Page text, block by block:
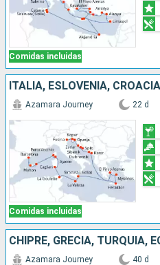
Comidas incluidas
Comidas incluidas
Azamara Journey 22 d
Azamara Journey 40 d